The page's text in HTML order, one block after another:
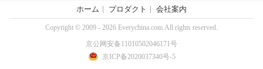
ホーム プロダクト 会社案内
Copyright © 2009 - 2026 Everychina.com.All rights reserved.
京公网安备11010502046171号
京ICP备2020037340号-5